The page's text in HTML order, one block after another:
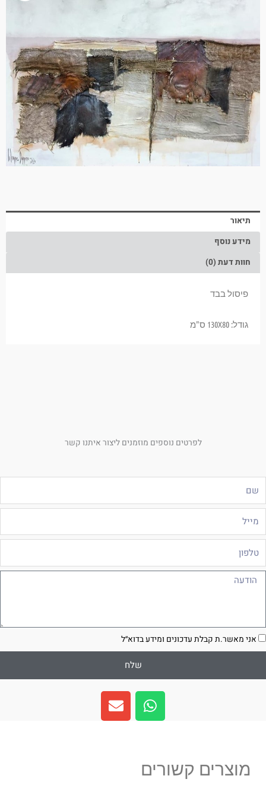
תיאור
מידע נוסף
חוות דעת (0)
פיסול בבד
גודל: 130X80 ס"מ
לפרטים נוספים מוזמנים ליצור איתנו קשר
אני מאשר.ת קבלת עדכונים ומידע בדוא״ל
שלח
W
h
a
a
E
n
v
מוצרים קשורים